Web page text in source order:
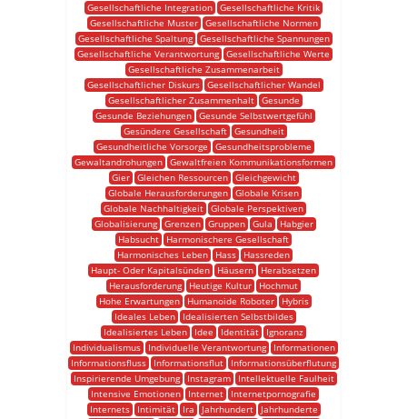
Gesellschaftliche Integration Gesellschaftliche Kritik
Gesellschaftliche Muster
Gesellschaftliche Normen
Gesellschaftliche Spaltung
Gesellschaftliche Spannungen
Gesellschaftliche Verantwortung Gesellschaftliche Werte
Gesellschaftliche Zusammenarbeit
Gesellschaftlicher Diskurs
Gesellschaftlicher Wandel
Gesellschaftlicher Zusammenhalt
Gesunde
Gesunde Beziehungen
Gesunde Selbstwertgefühl
Gesündere Gesellschaft
Gesundheit
Gesundheitliche Vorsorge
Gesundheitsprobleme
Gewaltandrohungen Gewaltfreien Kommunikationsformen
Gier
Gleichen Ressourcen
Gleichgewicht
Globale Herausforderungen Globale Krisen
Globale Nachhaltigkeit Globale Perspektiven
Globalisierung
Grenzen Gruppen Gula
Habgier
Habsucht
Harmonischere Gesellschaft
Harmonisches Leben
Hass
Hassreden
Haupt- Oder Kapitalsünden
Häusern
Herabsetzen
Herausforderung
Heutige Kultur
Hochmut
Hohe Erwartungen
Humanoide Roboter
Hybris
Ideales Leben
Idealisierten Selbstbildes
Idealisiertes Leben
Idee Identität
Ignoranz
Individualismus
Individuelle Verantwortung
Informationen
Informationsfluss
Informationsflut
Informationsüberflutung
Inspirierende Umgebung
Instagram
Intellektuelle Faulheit
Intensive Emotionen
Internet
Internetpornografie
Internets
Intimität Ira Jahrhundert
Jahrhunderte